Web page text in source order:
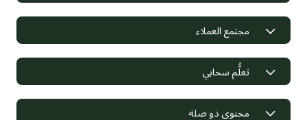
مجتمع العملاء
تعلُّم سحابي
محتوى ذو صلة